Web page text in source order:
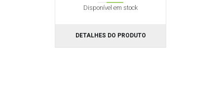
Disponível em stock
DETALHES DO PRODUTO